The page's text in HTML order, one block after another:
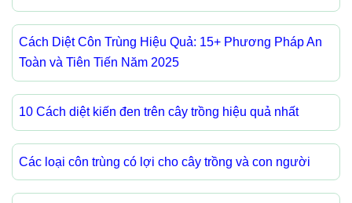
Cách Diệt Côn Trùng Hiệu Quả: 15+ Phương Pháp An
Toàn và Tiên Tiến Năm 2025
10 Cách diệt kiến đen trên cây trồng hiệu quả nhất
Các loại côn trùng có lợi cho cây trồng và con người